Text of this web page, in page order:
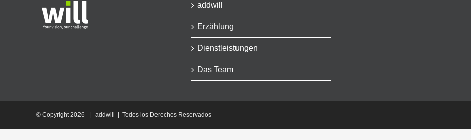
addwill
Erzählung
Dienstleistungen
Das Team
© Copyright2026 | addwill | Todos los Derechos Reservados